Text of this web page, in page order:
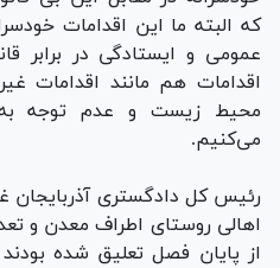
که البته ما این اقدامات
عمومی و ایستادگی در برابر
اقدامات هم مانند اقدامات
محیط زیست و عدم توجه به
می‌کنیم.
رئیس کل دادگستری آذربایجان
اهالی روستای اطراف معدن و
از پایان فصل تعلیق شده